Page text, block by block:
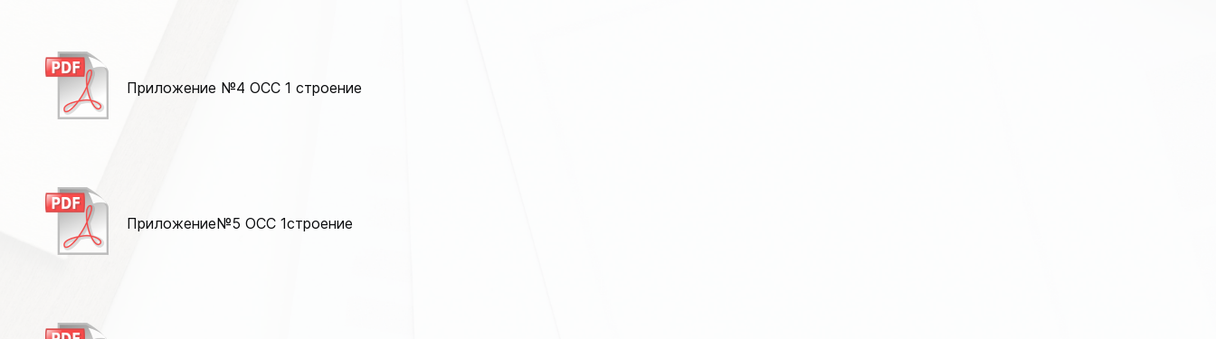
Приложение №4 ОСС 1 строение
Приложение№5 ОСС 1строение